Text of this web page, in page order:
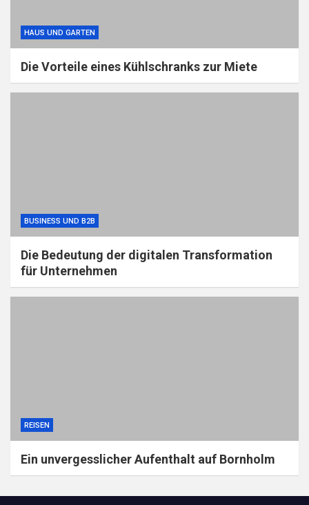
HAUS UND GARTEN
Die Vorteile eines Kühlschranks zur Miete
BUSINESS UND B2B
Die Bedeutung der digitalen Transformation
für Unternehmen
REISEN
Ein unvergesslicher Aufenthalt auf Bornholm